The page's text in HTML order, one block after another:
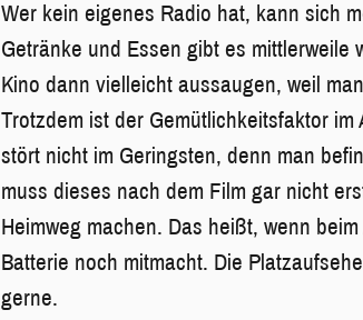
Wer kein eigenes Radio hat, kann sich
Getränke und Essen gibt es mittlerweile
Kino dann vielleicht aussaugen, weil
Trotzdem ist der Gemütlichkeitsfaktor
stört nicht im Geringsten, denn man
muss dieses nach dem Film gar nicht
Heimweg machen. Das heißt, wenn
Batterie noch mitmacht. Die
gerne.